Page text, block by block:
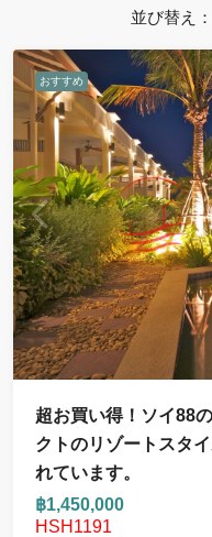
並び替え：
おすすめ
超お買い得！ソイ88
クトのリゾートスタ
れています。
฿1,450,000
HSH1191